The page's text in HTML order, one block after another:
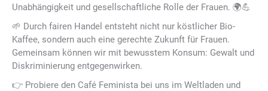
Unabhängigkeit und gesellschaftliche Rolle der Frauen. 🌍💪
🌱 Durch fairen Handel entsteht nicht nur köstlicher Bio-
Kaffee, sondern auch eine gerechte Zukunft für Frauen.
Gemeinsam können wir mit bewusstem Konsum: Gewalt und
Diskriminierung entgegenwirken.
👉 Probiere den Café Feminista bei uns im Weltladen und